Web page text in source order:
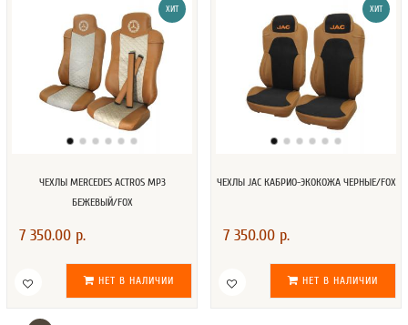
ХИТ
ЧЕХЛЫ MERCEDES ACTROS MP3
БЕЖЕВЫЙ/FOX
7 350.00 р.
НЕТ В НАЛИЧИИ
ХИТ
ЧЕХЛЫ JAC КАБРИО-ЭКОКОЖА ЧЕРНЫЕ/FOX
7 350.00 р.
НЕТ В НАЛИЧИИ